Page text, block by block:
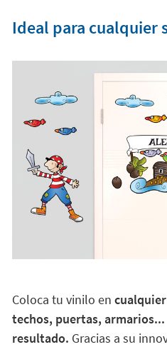
Ideal para cualquier
Coloca tu vinilo en
techos, puertas,
resultado. Gracias a su